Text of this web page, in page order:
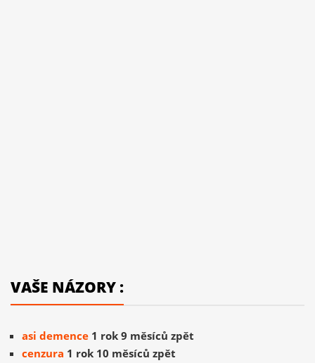
VAŠE NÁZORY :
asi demence 1 rok 9 měsíců zpět
cenzura 1 rok 10 měsíců zpět